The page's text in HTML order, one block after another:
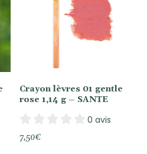
Crayon lèvres 01 gentle
rose 1,14 g – SANTE
0 avis
7,50€